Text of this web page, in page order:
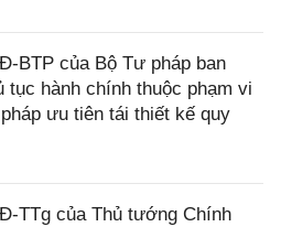
BTP của Bộ Tư pháp ban
tục hành chính thuộc phạm vi
ưu tiên tái thiết kế quy
TTg của Thủ tướng Chính